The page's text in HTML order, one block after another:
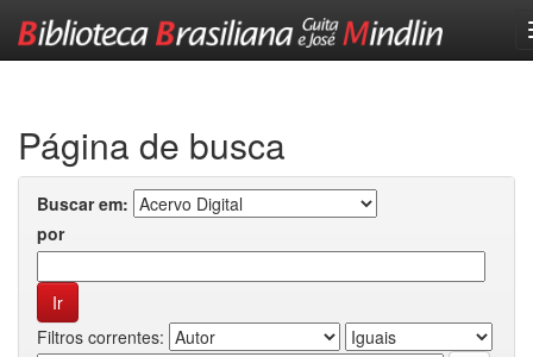
Página de busca
Buscar em:
por
Filtros correntes: